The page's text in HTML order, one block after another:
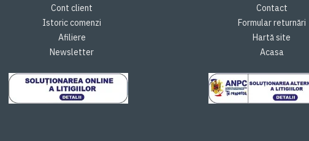
Cont client
Istoric comenzi
Afiliere
Newsletter
Contact
Formular returnări
Hartă site
Acasa